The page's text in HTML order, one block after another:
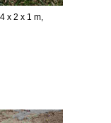
x 2 x 1 m,